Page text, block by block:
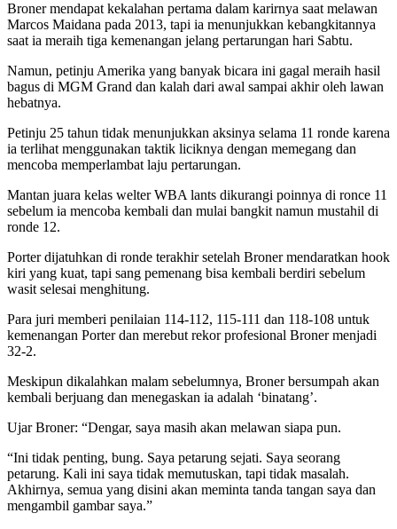
Broner mendapat kekalahan pertama dalam karirnya saat melawan
Marcos Maidana pada 2013, tapi ia menunjukkan kebangkitannya
saat ia meraih tiga kemenangan jelang pertarungan hari Sabtu.
Namun, petinju Amerika yang banyak bicara ini gagal meraih hasil
bagus di MGM Grand dan kalah dari awal sampai akhir oleh lawan
hebatnya.
Petinju 25 tahun tidak menunjukkan aksinya selama 11 ronde karena
ia terlihat menggunakan taktik liciknya dengan memegang dan
mencoba memperlambat laju pertarungan.
Mantan juara kelas welter WBA lants dikurangi poinnya di ronce 11
sebelum ia mencoba kembali dan mulai bangkit namun mustahil di
ronde 12.
Porter dijatuhkan di ronde terakhir setelah Broner mendaratkan hook
kiri yang kuat, tapi sang pemenang bisa kembali berdiri sebelum
wasit selesai menghitung.
Para juri memberi penilaian 114-112, 115-111 dan 118-108 untuk
kemenangan Porter dan merebut rekor profesional Broner menjadi
32-2.
Meskipun dikalahkan malam sebelumnya, Broner bersumpah akan
kembali berjuang dan menegaskan ia adalah ‘binatang’.
Ujar Broner: “Dengar, saya masih akan melawan siapa pun.
“Ini tidak penting, bung. Saya petarung sejati. Saya seorang
petarung. Kali ini saya tidak memutuskan, tapi tidak masalah.
Akhirnya, semua yang disini akan meminta tanda tangan saya dan
mengambil gambar saya.”